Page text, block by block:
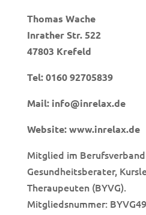
Thomas Wache
Inrather Str. 522
47803 Krefeld
Tel:0160 92705839
Mail: info@inrelax.de
Website:www.inrelax.de
Mitglied im
Gesundheitsberater,
Theraupeuten (BYVG).
Mitgliedsnummer: